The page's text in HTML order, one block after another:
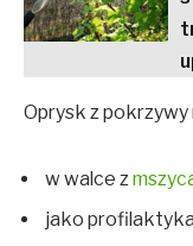
Oprysk z pokrzywy
w walce z
jako